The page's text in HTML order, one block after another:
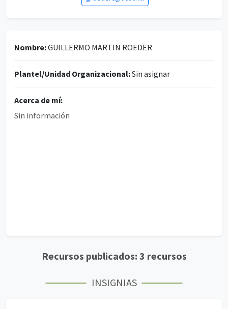
Nombre:GUILLERMO MARTIN ROEDER
Plantel/Unidad Organizacional:Sin asignar
Acerca de mí:
Sin información
Recursos publicados: 3 recursos
INSIGNIAS